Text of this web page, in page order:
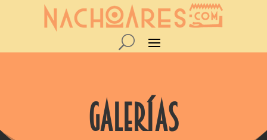
galerías